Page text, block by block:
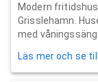
Modern
Grisslehamn.
med
Läs mer och se